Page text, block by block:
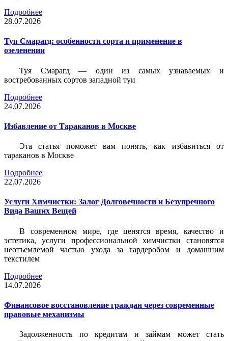
Подробнее
28.07.2026
Туя Смарагд: особенности сорта и применение в
озеленении
Туя Смарагд — один из самых узнаваемых и
востребованных сортов западной туи
Подробнее
24.07.2026
Избавление от Тараканов в Москве
Эта статья поможет вам понять, как избавиться от
тараканов в Москве
Подробнее
22.07.2026
Услуги Химчистки: Залог Долговечности и Безупречного
Вида Ваших Вещей
В современном мире, где ценятся время, качество и
эстетика, услуги профессиональной химчистки становятся
неотъемлемой частью ухода за гардеробом и домашним
текстилем
Подробнее
14.07.2026
Финансовое восстановление граждан через современные
правовые механизмы
Задолженность по кредитам и займам может стать